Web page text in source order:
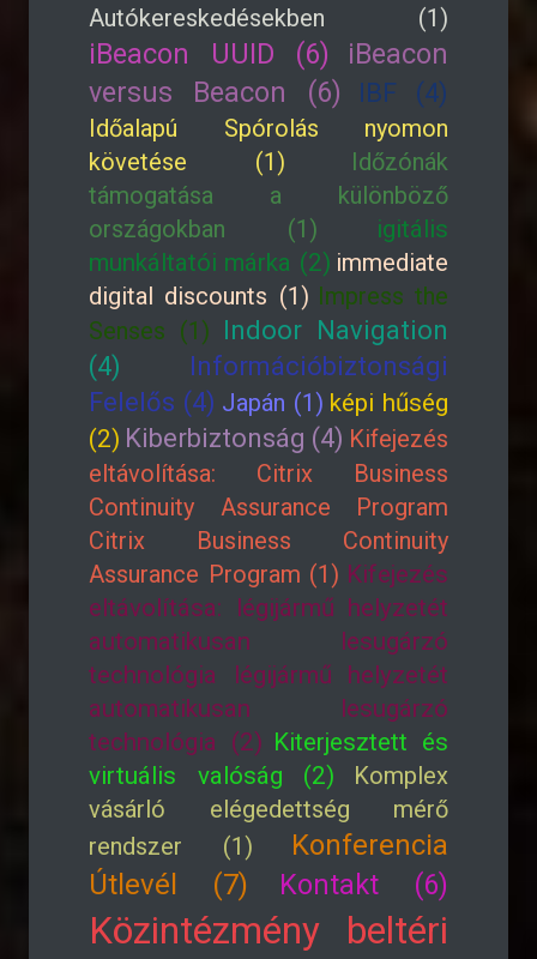
Autókereskedésekben (1)
iBeacon UUID (6)
iBeacon
versus Beacon (6)
IBF (4)
Időalapú Spórolás nyomon
követése (1)
Időzónák
támogatása a különböző
országokban (1)
igitális
munkáltatói márka (2) immediate
digital discounts (1) Impress the
Senses (1) Indoor Navigation
(4)
Információbiztonsági
Felelős (4) Japán (1) képi hűség
(2) Kiberbiztonság (4) Kifejezés
eltávolítása: Citrix Business
Continuity Assurance Program
Citrix Business Continuity
Assurance Program (1) Kifejezés
eltávolítása: légijármű helyzetét
automatikusan lesugárzó
technológia légijármű helyzetét
automatikusan lesugárzó
technológia (2) Kiterjesztett és
virtuális valóság (2)
Komplex
vásárló elégedettség mérő
rendszer (1)
Konferencia
Útlevél (7)
Kontakt (6)
Közintézmény beltéri